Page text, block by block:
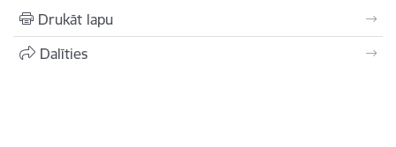
Drukāt lapu
Dalīties